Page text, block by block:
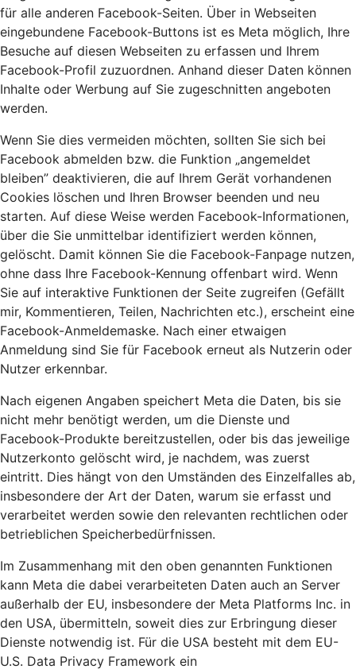
für alle anderen Facebook-Seiten. Über in Webseiten
eingebundene Facebook-Buttons ist es Meta möglich, Ihre
Besuche auf diesen Webseiten zu erfassen und Ihrem
Facebook-Profil zuzuordnen. Anhand dieser Daten können
Inhalte oder Werbung auf Sie zugeschnitten angeboten
werden.
Wenn Sie dies vermeiden möchten, sollten Sie sich bei
Facebook abmelden bzw. die Funktion „angemeldet
bleiben” deaktivieren, die auf Ihrem Gerät vorhandenen
Cookies löschen und Ihren Browser beenden und neu
starten. Auf diese Weise werden Facebook-Informationen,
über die Sie unmittelbar identifiziert werden können,
gelöscht. Damit können Sie die Facebook-Fanpage nutzen,
ohne dass Ihre Facebook-Kennung offenbart wird. Wenn
Sie auf interaktive Funktionen der Seite zugreifen (Gefällt
mir, Kommentieren, Teilen, Nachrichten etc.), erscheint eine
Facebook-Anmeldemaske. Nach einer etwaigen
Anmeldung sind Sie für Facebook erneut als Nutzerin oder
Nutzer erkennbar.
Nach eigenen Angaben speichert Meta die Daten, bis sie
nicht mehr benötigt werden, um die Dienste und
Facebook-Produkte bereitzustellen, oder bis das jeweilige
Nutzerkonto gelöscht wird, je nachdem, was zuerst
eintritt. Dies hängt von den Umständen des Einzelfalles ab,
insbesondere der Art der Daten, warum sie erfasst und
verarbeitet werden sowie den relevanten rechtlichen oder
betrieblichen Speicherbedürfnissen.
Im Zusammenhang mit den oben genannten Funktionen
kann Meta die dabei verarbeiteten Daten auch an Server
außerhalb der EU, insbesondere der Meta Platforms Inc. in
den USA, übermitteln, soweit dies zur Erbringung dieser
Dienste notwendig ist. Für die USA besteht mit dem EU-
U.S. Data Privacy Framework ein